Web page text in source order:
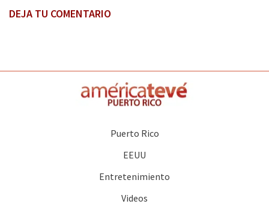
DEJA TU COMENTARIO
Puerto Rico
EEUU
Entretenimiento
Videos